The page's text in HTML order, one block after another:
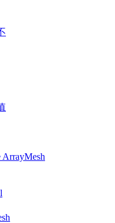
ArrayMesh